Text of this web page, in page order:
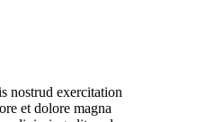
nostrud exercitation
et dolore magna